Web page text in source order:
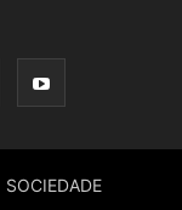
SOCIEDADE